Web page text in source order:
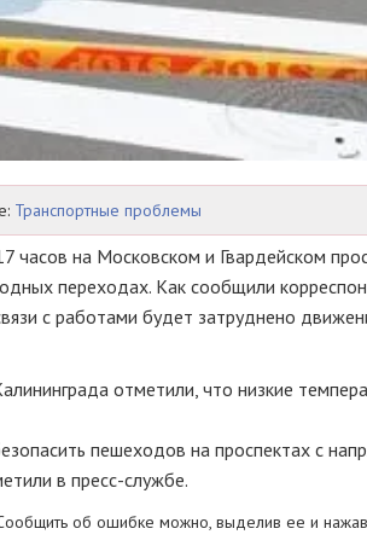
Транспортные проблемы
часов на Московском и Гвардейском
переходах. Как сообщили
с работами будет затруднено
отметили, что низкие
пешеходов на проспектах с
в пресс-службе.
об ошибке можно, выделив ее и нажав